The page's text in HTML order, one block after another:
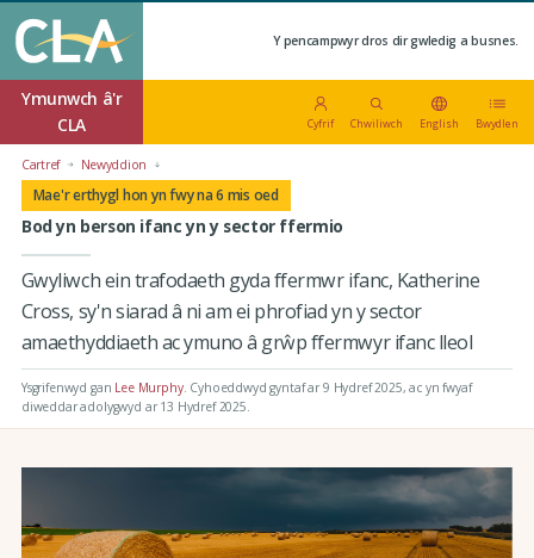
Y pencampwyr dros dir gwledig a busnes.
Ymunwch â'r
CLA
Cyfrif Chwiliwch English Bwydlen
Cartref Newyddion
Mae'r erthygl hon yn fwy na 6 mis oed
Bod yn berson ifanc yn y sector ffermio
Gwyliwch ein trafodaeth gyda ffermwr ifanc, Katherine
Cross, sy'n siarad â ni am ei phrofiad yn y sector
amaethyddiaeth ac ymuno â grŵp ffermwyr ifanc lleol
Ysgrifenwyd gan Lee Murphy. Cyhoeddwyd gyntaf ar 9 Hydref 2025, ac yn fwyaf
diweddar adolygwyd ar 13 Hydref 2025.